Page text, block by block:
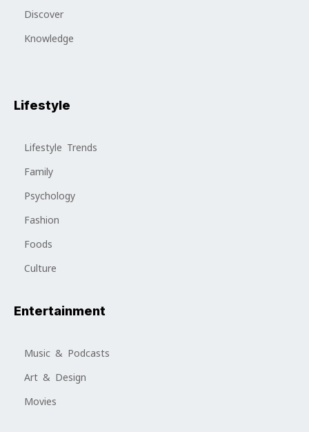
Discover
Knowledge
Lifestyle
Lifestyle Trends
Family
Psychology
Fashion
Foods
Culture
Entertainment
Music & Podcasts
Art & Design
Movies